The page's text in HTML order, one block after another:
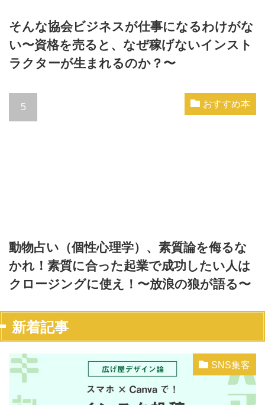
そんな協会ビジネスが仕事になるわけがな
い〜資格を売ると、なぜ稼げないインスト
ラクターが生まれるのか？〜
おすすめ本
動物占い（個性心理学）、素質論を侮るな
かれ！素質に合った起業で成功したい人は
クロージングに使え！〜放浪の狼が語る〜
新着記事
SNS集客